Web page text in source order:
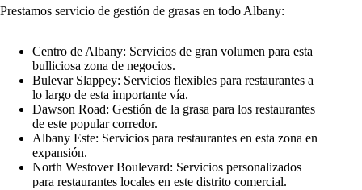
Prestamos servicio de gestión de grasas en todo Albany:
Centro de Albany: Servicios de gran volumen para esta
bulliciosa zona de negocios.
Bulevar Slappey: Servicios flexibles para restaurantes a
lo largo de esta importante vía.
Dawson Road: Gestión de la grasa para los restaurantes
de este popular corredor.
Albany Este: Servicios para restaurantes en esta zona en
expansión.
North Westover Boulevard: Servicios personalizados
para restaurantes locales en este distrito comercial.